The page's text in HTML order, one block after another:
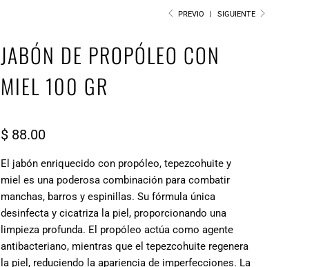
PREVIO | SIGUIENTE
JABÓN DE PROPÓLEO CON
MIEL 100 GR
$ 88.00
El jabón enriquecido con propóleo, tepezcohuite y
miel es una poderosa combinación para combatir
manchas, barros y espinillas. Su fórmula única
desinfecta y cicatriza la piel, proporcionando una
limpieza profunda. El propóleo actúa como agente
antibacteriano, mientras que el tepezcohuite regenera
la piel, reduciendo la apariencia de imperfecciones. La